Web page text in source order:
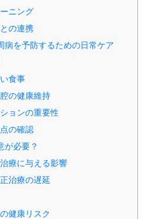
ニング
の連携
病を予防するための日常ケア
食事
の健康維持
ョンの重要性
の確認
が必要？
療に与える影響
治療の遅延
健康リスク